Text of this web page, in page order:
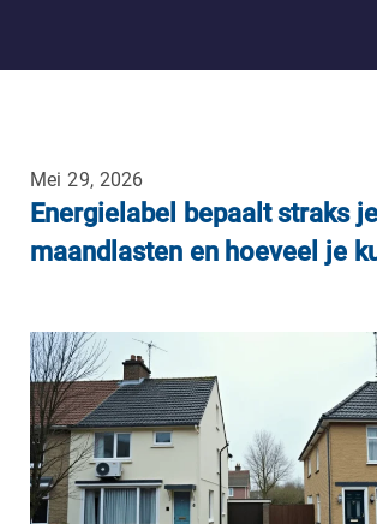
Mei 29, 2026
Energielabel bepaalt straks je
maandlasten en hoeveel je